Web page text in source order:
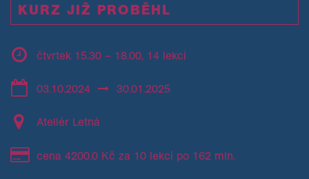
KURZ JIŽ PROBĚHL
čtvrtek 15.30 – 18.00, 14 lekcí
03.10.2024 30.01.2025
Ateliér Letná
cena 4200.0 Kč za 10 lekcí po 162 min.